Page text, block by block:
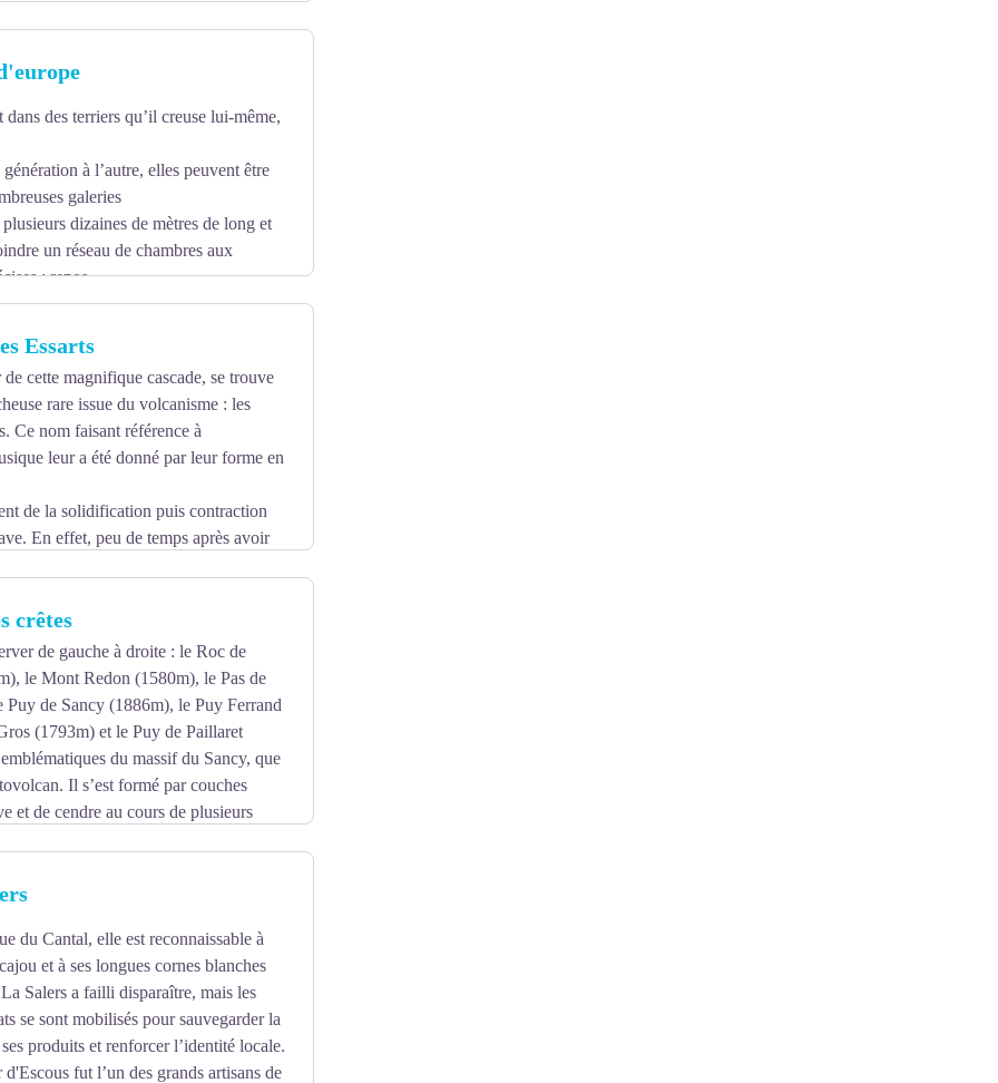
les dires, avait une très grande
Elle fut volée en 1985.
des terriers qu’il creuse lui-même,
génération à l’autre, elles peuvent être
galeries
dizaines de mètres de long et
un réseau de chambres aux
: repos,
Essarts
cette magnifique cascade, se trouve
rare issue du volcanisme : les
Ce nom faisant référence à
leur a été donné par leur forme en
de la solidification puis contraction
En effet, peu de temps après avoir
baisse.
crêtes
de gauche à droite : le Roc de
le Mont Redon (1580m), le Pas de
Puy de Sancy (1886m), le Puy Ferrand
(1793m) et le Puy de Paillaret
du massif du Sancy, que
Il s’est formé par couches
et de cendre au cours de plusieurs
pentus. Enfin l’érosion a achevé de
du Cantal, elle est reconnaissable à
et à ses longues cornes blanches
Salers a failli disparaître, mais les
se sont mobilisés pour sauvegarder la
produits et renforcer l’identité locale.
fut l’un des grands artisans de